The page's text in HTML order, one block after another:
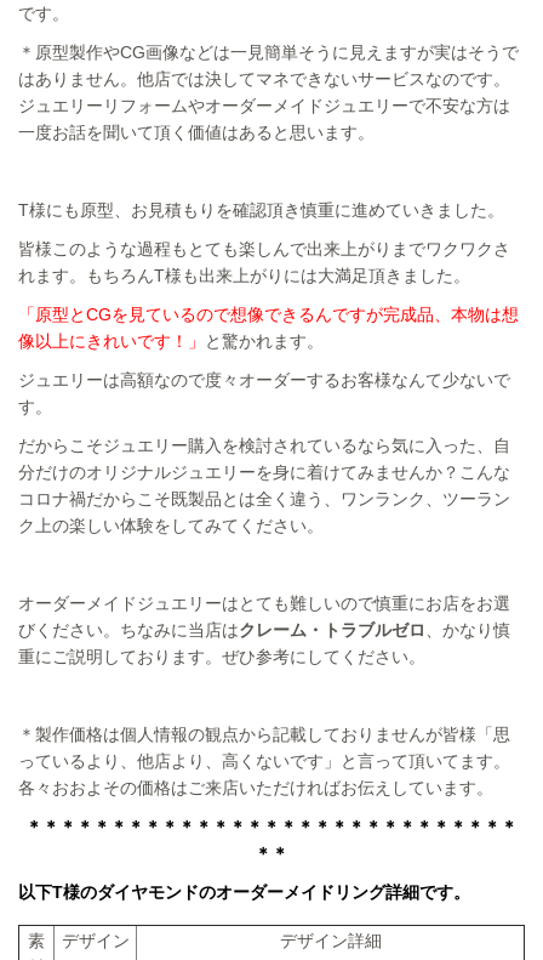
です。
＊原型製作やCG画像などは一見簡単そうに見えますが実はそうで
はありません。他店では決してマネできないサービスなのです。
ジュエリーリフォームやオーダーメイドジュエリーで不安な方は
一度お話を聞いて頂く価値はあると思います。
T様にも原型、お見積もりを確認頂き慎重に進めていきました。
皆様このような過程もとても楽しんで出来上がりまでワクワクさ
れます。もちろんT様も出来上がりには大満足頂きました。
「原型とCGを見ているので想像できるんですが完成品、本物は想
像以上にきれいです！」
と驚かれます。
ジュエリーは高額なので度々オーダーするお客様なんて少ないで
す。
だからこそジュエリー購入を検討されているなら気に入った、自
分だけのオリジナルジュエリーを身に着けてみませんか？こんな
コロナ禍だからこそ既製品とは全く違う、ワンランク、ツーラン
ク上の楽しい体験をしてみてください。
オーダーメイドジュエリーはとても難しいので慎重にお店をお選
びください。ちなみに当店はクレーム・トラブルゼロ
、かなり慎
重にご説明しております。ぜひ参考にしてください。
＊製作価格は個人情報の観点から記載しておりませんが皆様「思
っているより、他店より、高くないです」と言って頂いてます。
各々おおよその価格はご来店いただければお伝えしています。
＊＊＊＊＊＊＊＊＊＊＊＊＊＊＊＊＊＊＊＊＊＊＊＊＊＊＊＊＊
＊＊
以下T様のダイヤモンドのオーダーメイドリング詳細です。
素
デザイン デザイン詳細